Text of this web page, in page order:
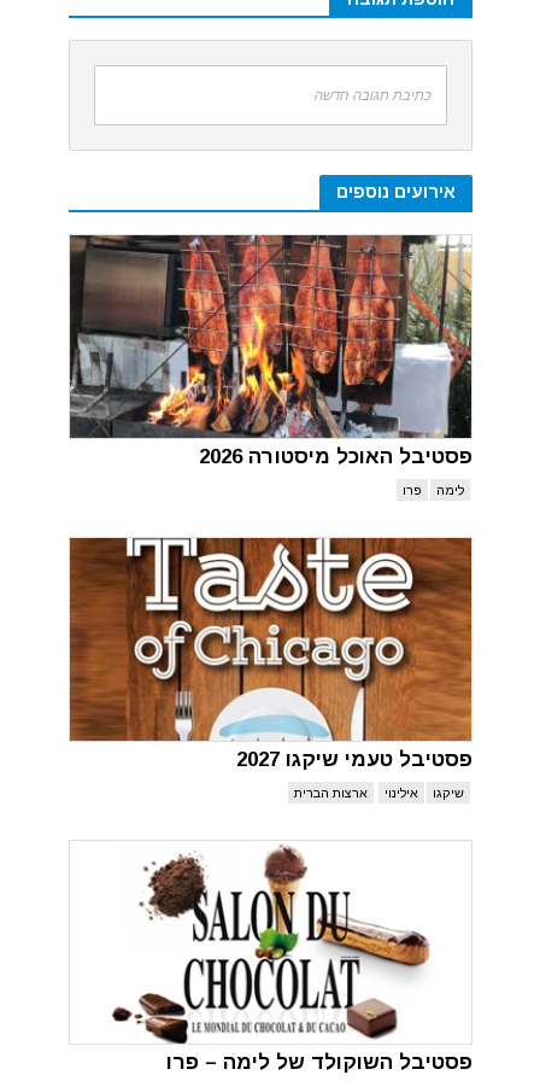
כתיבת תגובה חדשה
אירועים נוספים
פסטיבל האוכל מיסטורה 2026
לימה פרו
פסטיבל טעמי שיקגו 2027
שיקגו אילינוי ארצות הברית
פסטיבל השוקולד של לימה – פרו